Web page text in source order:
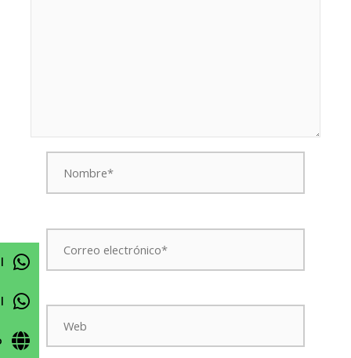
Nombre*
Correo
electrónico*
Web